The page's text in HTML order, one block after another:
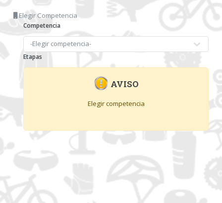
Elegir Competencia
Competencia
Etapas
AVISO
Elegir competencia